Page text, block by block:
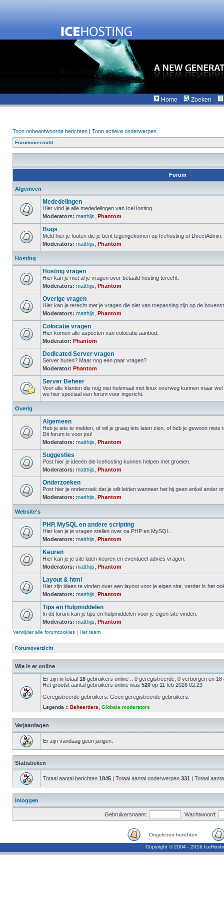
Home Zoeken
Toon onbeantwoorde berichten | Toon actieve onderwerpen
Forumoverzicht
Forum
Algemeen
Mededelingen
Hier vind je alle mededelingen van IceHosting.
Moderators: matthijs Phantom
Bugs
Meld hier je fouten die je bent tegengekomen op Icehosting of DirectAdmin.
Moderators: matthijs Phantom
Hosting
Hosting vragen
Hier kan je met al je vragen over betaald hosting terecht.
Moderators: matthijs Phantom
Overige vragen
Hier kan je terecht met je vragen die niet van toepassing zijn op de
Moderators: matthijs Phantom
Colocatie vragen
Hier komen alle aspecten van colocatie aanbod.
Moderator: Phantom
Dedicated Server vragen
Server huren? Maar nog een paar vragen?
Moderator: Phantom
Server Beheer
Voor alle klanten die nog niet helemaal met linux overweg kunnen maar
we hier speciaal een forum voor ingericht.
Overig
Algemeen
Heb je iets te melden, of wil je graag iets laten zien, of heb je gewoon niets
Dit forum is voor jou!
Moderators: matthijs Phantom
Suggesties
Post hier je ideeën die Icehosting kunnen helpen met groeien.
Moderators: matthijs Phantom
Onderzoeken
Post hier je onderzoek dat je wilt leiden wanneer het bij geen enkel ander
Moderators: matthijs Phantom
Website's
PHP, MySQL en andere scripting
Hier kan je je vragen stellen over oa PHP en MySQL.
Moderators: matthijs Phantom
Keuren
Hier kan je je site laten keuren en eventueel advies vragen.
Moderators: matthijs Phantom
Layout & html
Hier zijn ideen te vinden over een layout voor je eigen site, verder is het
Moderators: matthijs Phantom
Tips en Hulpmiddelen
In dit forum kan je tips en hulpmiddelen voor je eigen site vinden.
Moderators: matthijs Phantom
Verwijder alle forumcookies | Het team
Forumoverzicht
Wie is er online
Er zijn in totaal 18 gebruikers online :: 0 geregistreerde, 0 verborgen en
Het grootst aantal gebruikers online was 520 op 11 feb 2026 02:23
Geregistreerde gebruikers: Geen geregistreerde gebruikers.
Legenda :: Beheerders Globale moderators
Verjaardagen
Er zijn vandaag geen jarigen.
Statistieken
Totaal aantal berichten 1845 | Totaal aantal onderwerpen 331 | Totaal
Inloggen
Gebruikersnaam: Wachtwoord:
Ongelezen berichten
Copyright © 2004 - 2016